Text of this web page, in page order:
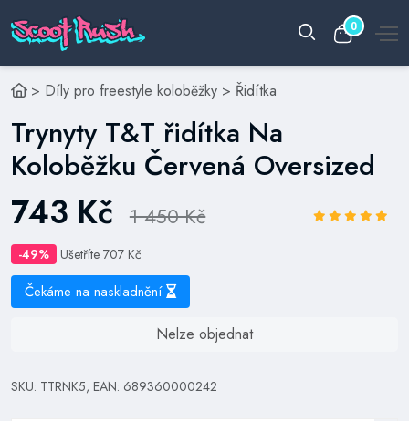
0
> Díly pro freestyle koloběžky > Řidítka
Trynyty T&T řidítka Na
Koloběžku Červená Oversized
743 Kč 1 450 Kč
-49% Ušetříte 707 Kč
Čekáme na naskladnění
Nelze objednat
SKU: TTRNK5, EAN: 689360000242